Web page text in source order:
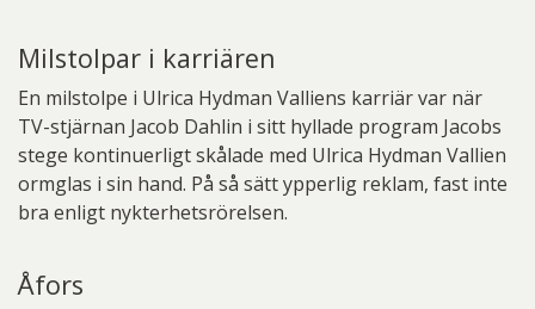
Milstolpar i karriären
En milstolpe i Ulrica Hydman Valliens karriär var när
TV-stjärnan Jacob Dahlin i sitt hyllade program Jacobs
stege kontinuerligt skålade med Ulrica Hydman Vallien
ormglas i sin hand. På så sätt ypperlig reklam, fast inte
bra enligt nykterhetsrörelsen.
Åfors